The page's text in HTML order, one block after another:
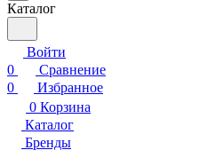
Каталог
Войти
0
Сравнение
0
Избранное
0 Корзина
Каталог
Бренды